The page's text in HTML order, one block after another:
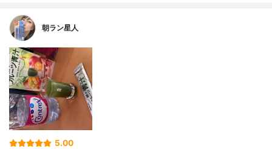
朝ラン星人
5.00